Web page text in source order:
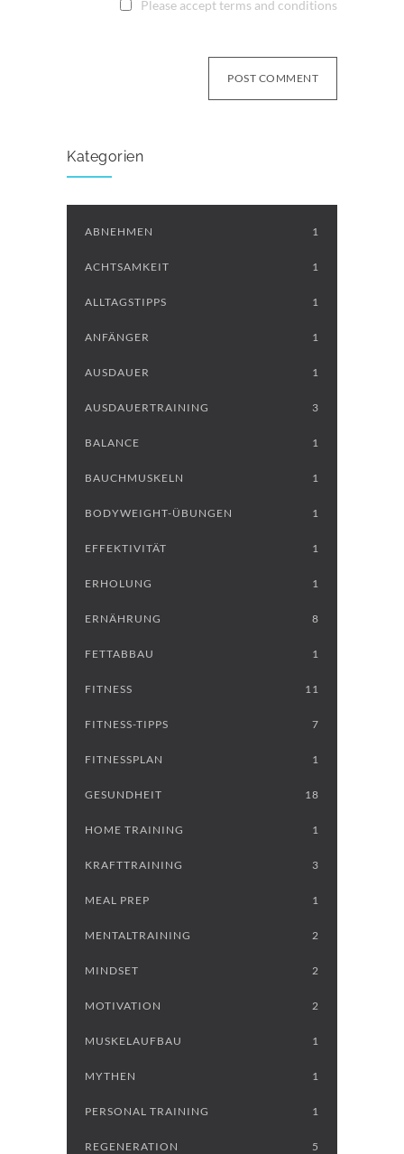
Please accept terms and conditions
POST COMMENT
Kategorien
ABNEHMEN 1
ACHTSAMKEIT 1
ALLTAGSTIPPS 1
ANFÄNGER 1
AUSDAUER 1
AUSDAUERTRAINING 3
BALANCE 1
BAUCHMUSKELN 1
BODYWEIGHT-ÜBUNGEN 1
EFFEKTIVITÄT 1
ERHOLUNG 1
ERNÄHRUNG 8
FETTABBAU 1
FITNESS 11
FITNESS-TIPPS 7
FITNESSPLAN 1
GESUNDHEIT 18
HOME TRAINING 1
KRAFTTRAINING 3
MEAL PREP 1
MENTALTRAINING 2
MINDSET 2
MOTIVATION 2
MUSKELAUFBAU 1
MYTHEN 1
PERSONAL TRAINING 1
REGENERATION 5